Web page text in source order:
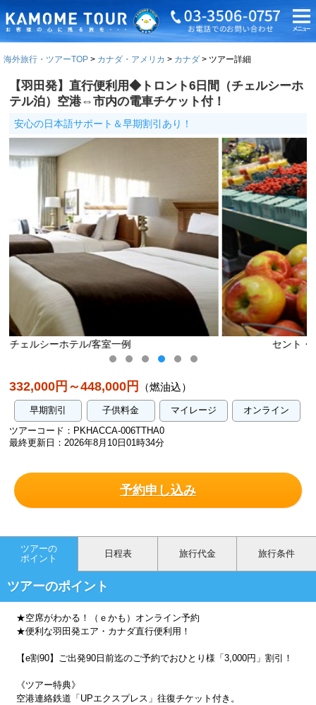
海外旅行・ツアーTOP カナダ・アメリカ カナダ ツアー詳細
【羽田発】直行便利用◆トロント6日間（チェルシーホ
テル泊）空港⇔市内の電車チケット付！
安心の日本語サポート＆早期割引あり！
セント・ローレンス・マーケット/イメージ
332,000円～448,000円 （燃油込）
早期割引 子供料金 マイレージ
オンライン
ツアーコード：PKHACCA-006TTHA0
最終更新日：2026年8月10日01時34分
予約申し込み
ツアーの
ポイント
日程表 旅行代金 旅行条件
ツアーのポイント
★空席がわかる！（ｅかも）オンライン予約
★便利な羽田発エア・カナダ直行便利用！
【e割90】ご出発90日前迄のご予約でおひとり様「3,000円」割引！
《ツアー特典》
空港連絡鉄道「UPエクスプレス」往復チケット付き。